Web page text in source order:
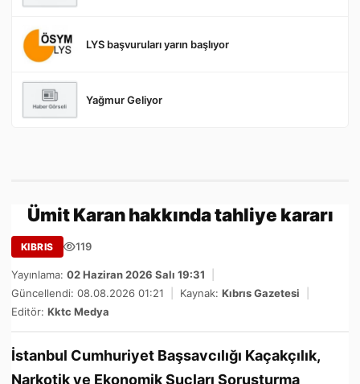
LYS başvuruları yarın başlıyor
Yağmur Geliyor
Ümit Karan hakkında tahliye kararı
KIBRIS 119
Yayınlama: 02 Haziran 2026 Salı 19:31
Güncellendi: 08.08.2026 01:21
Kaynak: Kıbrıs Gazetesi
Editör: Kktc Medya
İstanbul Cumhuriyet Başsavcılığı Kaçakçılık,
Narkotik ve Ekonomik Suçları Soruşturma